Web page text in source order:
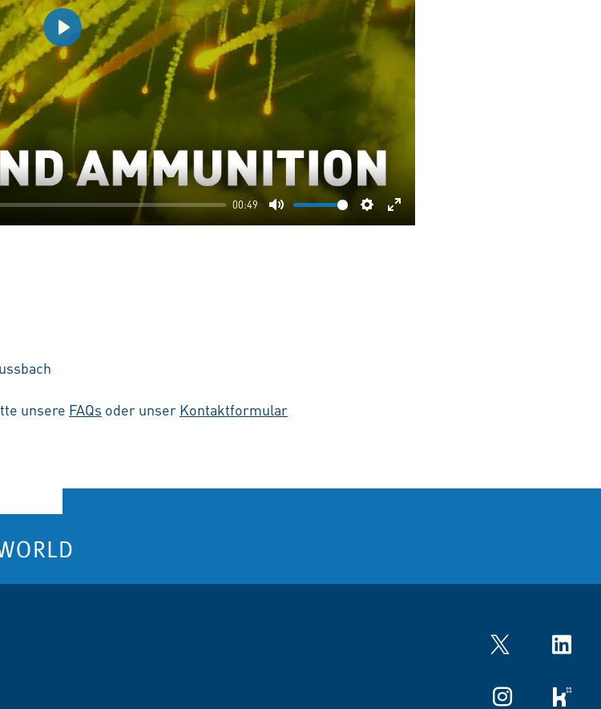
00:49
Mute Settings
Enter
Play
unsere FAQs oder unser Kontaktformular
Twitter LinkedIn
Instagram kununu